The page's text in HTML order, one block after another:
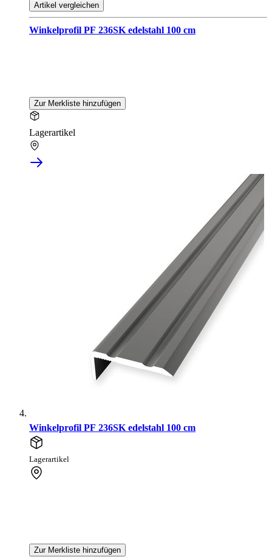
Artikel vergleichen
Winkelprofil PF 236SK edelstahl 100 cm
Zur Merkliste hinzufügen
Lagerartikel
Winkelprofil PF 236SK edelstahl 100 cm
Lagerartikel
Zur Merkliste hinzufügen